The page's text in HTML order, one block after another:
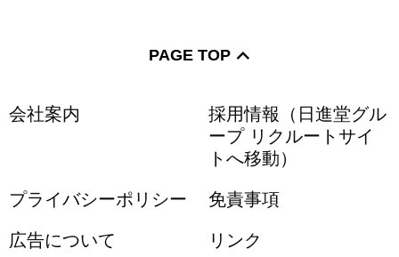
PAGE TOP
会社案内
採用情報（日進堂グル
ープ リクルートサイ
トへ移動）
プライバシーポリシー 免責事項
広告について リンク